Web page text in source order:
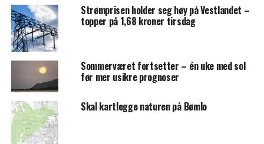
Strømprisen holder seg høy på Vestlandet –
topper på 1,68 kroner tirsdag
Sommerværet fortsetter – én uke med sol
før mer usikre prognoser
Skal kartlegge naturen på Bømlo